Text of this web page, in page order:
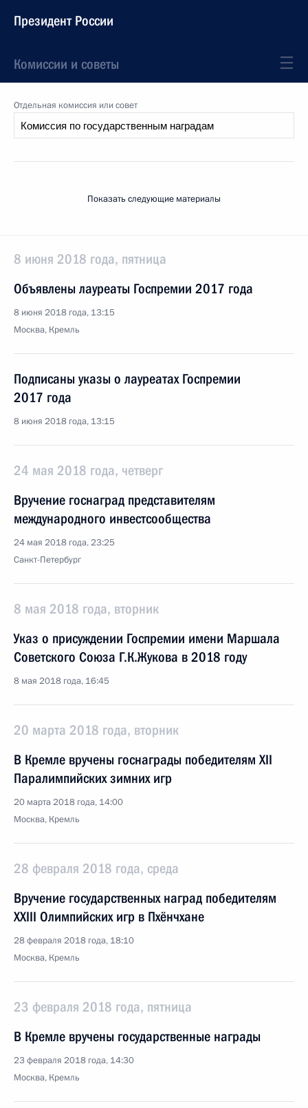
Президент России
Комиссии и советы
Отдельная комиссия или совет
Показать следующие материалы
8 июня 2018 года, пятница
Объявлены лауреаты Госпремии 2017 года
8 июня 2018 года, 13:15
Москва, Кремль
Подписаны указы о лауреатах Госпремии
2017 года
8 июня 2018 года, 13:15
24 мая 2018 года, четверг
Вручение госнаград представителям
международного инвестсообщества
24 мая 2018 года, 23:25
Санкт-Петербург
8 мая 2018 года, вторник
Указ о присуждении Госпремии имени Маршала
Советского Союза Г.К.Жукова в 2018 году
8 мая 2018 года, 16:45
20 марта 2018 года, вторник
В Кремле вручены госнаграды победителям XII
Паралимпийских зимних игр
20 марта 2018 года, 14:00
Москва, Кремль
28 февраля 2018 года, среда
Вручение государственных наград победителям
XXIII Олимпийских игр в Пхёнчхане
28 февраля 2018 года, 18:10
Москва, Кремль
23 февраля 2018 года, пятница
В Кремле вручены государственные награды
23 февраля 2018 года, 14:30
Москва, Кремль